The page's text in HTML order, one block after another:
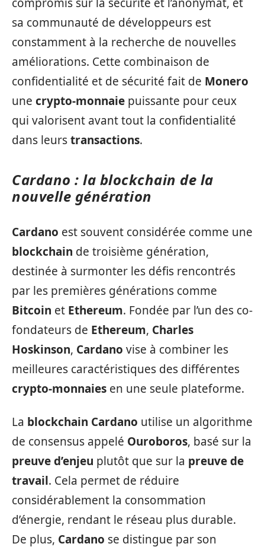
sa communauté de développeurs est
constamment à la recherche de nouvelles
améliorations. Cette combinaison de
confidentialité et de sécurité fait de Monero
une crypto-monnaie puissante pour ceux
qui valorisent avant tout la confidentialité
dans leurstransactions.
Cardano : la blockchain de la
nouvelle génération
Cardano est souvent considérée comme une
blockchain de troisième génération,
destinée à surmonter les défis rencontrés
par les premières générations comme
Bitcoin et Ethereum. Fondée par l’un des co-
fondateurs de Ethereum, Charles
Hoskinson, Cardano vise à combiner les
meilleures caractéristiques des différentes
crypto-monnaies en une seule plateforme.
La blockchain Cardano utilise un algorithme
de consensus appelé Ouroboros, basé sur la
preuve d’enjeu plutôt que sur la preuve de
travail. Cela permet de réduire
considérablement la consommation
d’énergie, rendant le réseau plus durable.
De plus, Cardano se distingue par son